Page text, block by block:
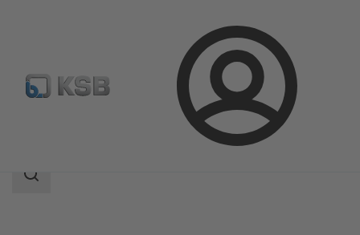
Aanmelding
Productcatalogus SISTO-16
Zoekgebied